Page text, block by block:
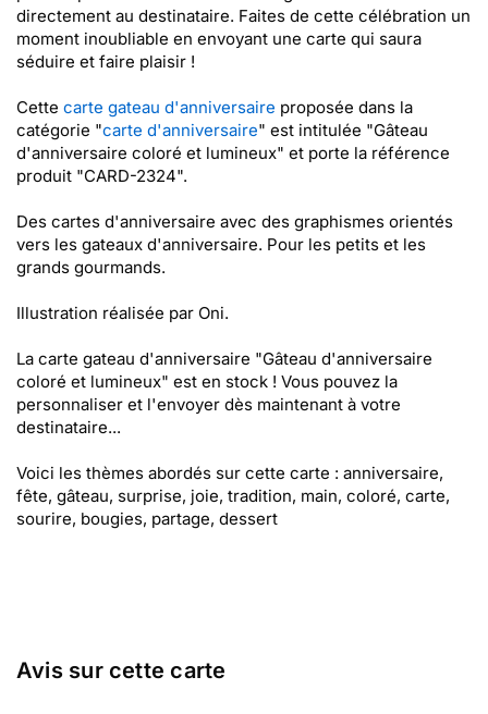
directement au destinataire. Faites de cette célébration un
moment inoubliable en envoyant une carte qui saura
séduire et faire plaisir !
Cette carte gateau d'anniversaire proposée dans la
catégorie "carte d'anniversaire" est intitulée "Gâteau
d'anniversaire coloré et lumineux" et porte la référence
produit "CARD-2324".
Des cartes d'anniversaire avec des graphismes orientés
vers les gateaux d'anniversaire. Pour les petits et les
grands gourmands.
Illustration réalisée par Oni.
La carte gateau d'anniversaire "Gâteau d'anniversaire
coloré et lumineux" est en stock ! Vous pouvez la
personnaliser et l'envoyer dès maintenant à votre
destinataire...
Voici les thèmes abordés sur cette carte : anniversaire,
fête, gâteau, surprise, joie, tradition, main, coloré, carte,
sourire, bougies, partage, dessert
Avis sur cette carte